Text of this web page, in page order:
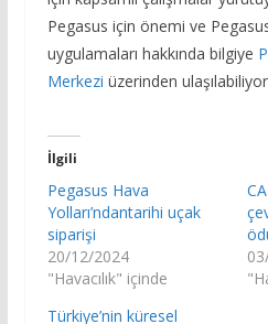
Pegasus için önemi ve
uygulamaları hakkında bilgiye
Merkezi üzerinden
İlgili
Pegasus Hava
Yolları’ndantarihi uçak
siparişi
20/12/2024
"Havacılık" içinde
Türkiye’nin küresel